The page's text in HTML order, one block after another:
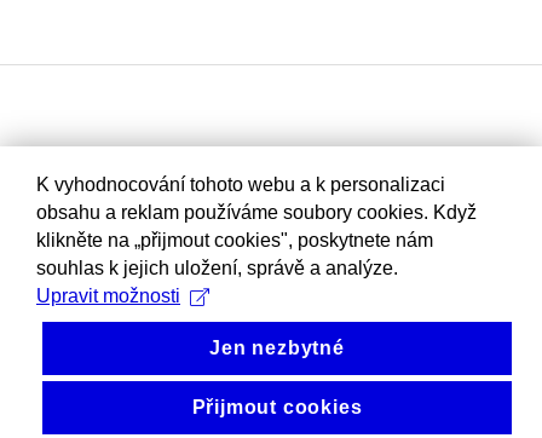
K vyhodnocování tohoto webu a k personalizaci
obsahu a reklam používáme soubory cookies. Když
klikněte na „přijmout cookies", poskytnete nám
souhlas k jejich uložení, správě a analýze.
Upravit možnosti
Jen nezbytné
Přijmout cookies